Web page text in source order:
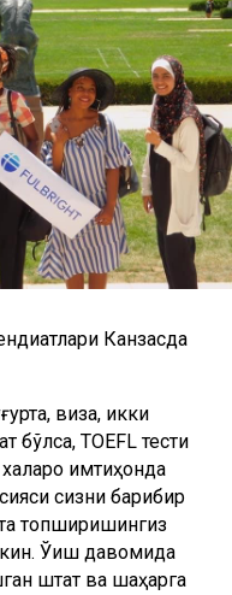
Канзасда
виза, икки
бўлса, TOEFL тести
имтиҳонда
сизни барибир
топширишингиз
Ўқиш давомида
штат ва шаҳарга